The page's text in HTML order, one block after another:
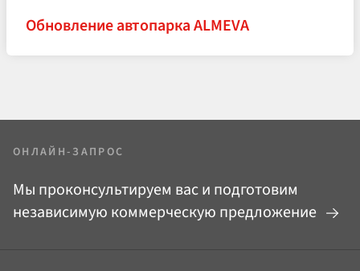
Обновление автопарка ALMEVA
ОНЛАЙН-ЗАПРОС
Мы проконсультируем вас и подготовим
независимую коммерческую предложение